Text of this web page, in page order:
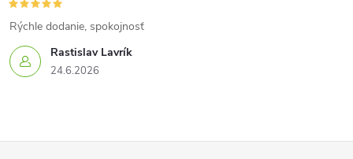
Rastislav Lavrík
24.6.2026
Rýchle dodanie, spokojnosť